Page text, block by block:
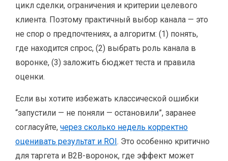
цикл сделки, ограничения и критерии целевого
клиента. Поэтому практичный выбор канала — это
не спор о предпочтениях, а алгоритм: (1) понять,
где находится спрос, (2) выбрать роль канала в
воронке, (3) заложить бюджет теста и правила
оценки.
Если вы хотите избежать классической ошибки
“запустили — не поняли — остановили”, заранее
согласуйте, через сколько недель корректно
оценивать результат и ROI. Это особенно критично
для таргета и B2B-воронок, где эффект может